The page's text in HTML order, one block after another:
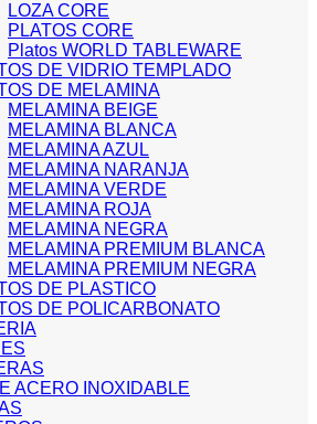
LOZA CORE
PLATOS CORE
Platos WORLD TABLEWARE
DE VIDRIO TEMPLADO
DE MELAMINA
MELAMINA BEIGE
MELAMINA BLANCA
MELAMINA AZUL
MELAMINA NARANJA
MELAMINA VERDE
MELAMINA ROJA
MELAMINA NEGRA
MELAMINA PREMIUM BLANCA
MELAMINA PREMIUM NEGRA
DE PLASTICO
DE POLICARBONATO
ACERO INOXIDABLE